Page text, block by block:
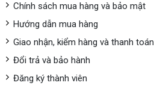
Chính sách mua hàng và bảo mật
Hướng dẫn mua hàng
Giao nhận, kiểm hàng và thanh toán
Đổi trả và bảo hành
Đăng ký thành viên